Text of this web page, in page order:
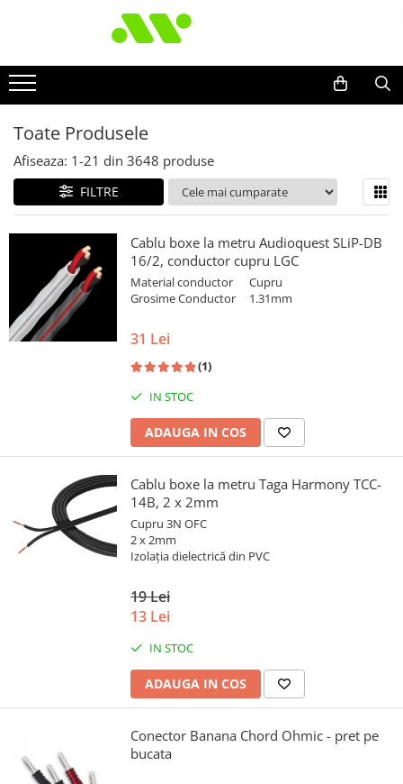
Toate Produsele
Afiseaza: 1-21 din 3648 produse
FILTRE
Cablu boxe la metru Audioquest SLiP-DB
16/2, conductor cupru LGC
Material conductor
Cupru
Grosime Conductor 1.31mm
31 Lei
(1)
IN STOC
ADAUGA IN COS
Cablu boxe la metru Taga Harmony TCC-
14B, 2 x 2mm
Cupru 3N OFC
2 x 2mm
Izolația dielectrică din PVC
19 Lei
13 Lei
IN STOC
ADAUGA IN COS
Conector Banana Chord Ohmic - pret pe
bucata